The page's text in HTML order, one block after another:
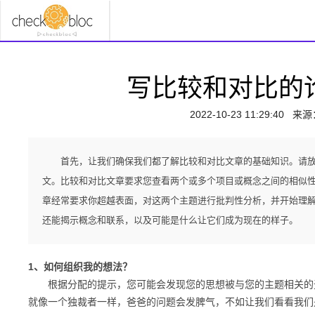
写比较和对比的
2022-10-23 11:29:40来源
首先，让我们确保我们都了解比较和对比文章的基础知识。请
文。比较和对比文章要求您查看两个或多个项目或概念之间的相
章经常要求你超越表面，对这两个主题进行批判性分析，并开始
还能揭示概念和联系，以及可能是什么让它们成为现在的样子。
1、如何组织我的想法？
根据分配的提示，您可能会发现您的思想被与您的主题相关的
就像一个独裁者一样，爸爸的问题会发脾气，不如让我们看看我